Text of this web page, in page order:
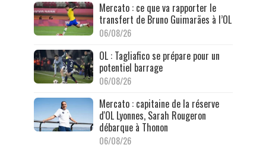
Mercato : ce que va rapporter le
transfert de Bruno Guimarães à l’OL
06/08/26
OL : Tagliafico se prépare pour un
potentiel barrage
06/08/26
Mercato : capitaine de la réserve
d'OL Lyonnes, Sarah Rougeron
débarque à Thonon
06/08/26